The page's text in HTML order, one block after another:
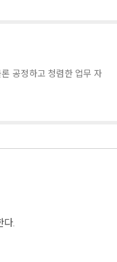
공정하고 청렴한 업무 자
다.